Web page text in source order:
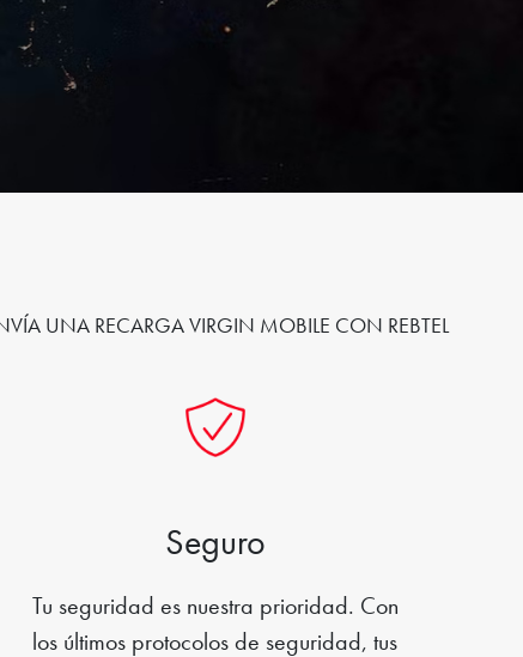
UNA RECARGA VIRGIN MOBILE CON REBTEL
Seguro
Tu seguridad es nuestra prioridad. Con
los últimos protocolos de seguridad, tus